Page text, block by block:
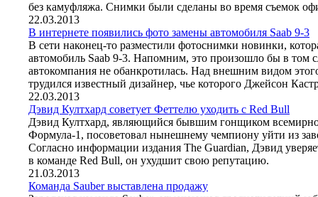
без камуфляжа. Снимки были сделаны во время съемок
22.03.2013
В интернете появились фото замены автомобиля Saab 9-3
В сети наконец-то разместили фотоснимки новинки,
автомобиль Saab 9-3. Напомним, это произошло бы в том
автокомпания не обанкротилась. Над внешним видом
трудился известный дизайнер, чье которого Джейсон
22.03.2013
Дэвид Култхард советует Феттелю уходить с Red Bull
Дэвид Култхард, являющийся бывшим гонщиком всемирно
Формула-1, посоветовал нынешнему чемпиону уйти из
Согласно информации издания The Guardian, Дэвид
в команде Red Bull, он ухудшит свою репутацию.
21.03.2013
Команда Sauber выставлена продажу